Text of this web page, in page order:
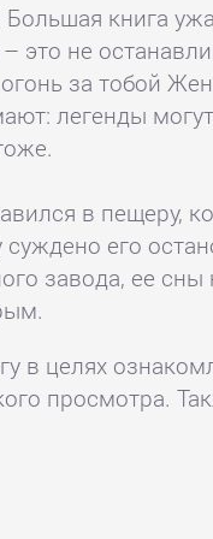
книга
это не
за тобой
легенды
в пещеру,
суждено его
завода, ее
в целях
просмотра.